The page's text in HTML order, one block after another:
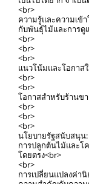
<br>
ความรู้และความเข้
กับพันธุ์ไม้และการดู
<br>
<br>
<br>
แนวโน้มและโอกาส
<br>
<br>
โอกาสสำหรับร้าน
<br>
<br>
<br>
นโยบายรัฐสนับสนุ
การปลูกต้นไม้และ
โดยตรง<br>
<br>
การเปลี่ยนแปลงค่